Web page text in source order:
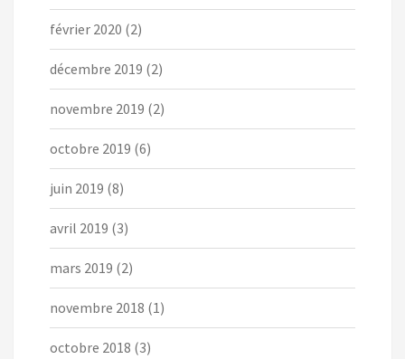
février 2020 (2)
décembre 2019 (2)
novembre 2019 (2)
octobre 2019 (6)
juin 2019 (8)
avril 2019 (3)
mars 2019 (2)
novembre 2018 (1)
octobre 2018 (3)